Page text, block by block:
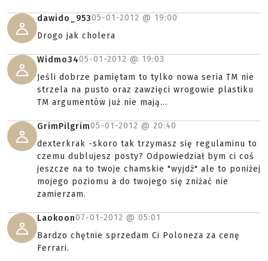
dawido_95305-01-2012 @ 19:00
Drogo jak cholera
Widmo3405-01-2012 @ 19:03
Jeśli dobrze pamiętam to tylko nowa seria TM nie
strzela na pusto oraz zawzięci wrogowie plastiku
TM argumentów już nie mają...
GrimPilgrim05-01-2012 @ 20:40
dexterkrak -skoro tak trzymasz się regulaminu to
czemu dublujesz posty? Odpowiedział bym ci coś
jeszcze na to twoje chamskie "wyjdź" ale to poniżej
mojego poziomu a do twojego się zniżać nie
zamierzam.
Laokoon07-01-2012 @ 05:01
Bardzo chętnie sprzedam Ci Poloneza za cenę
Ferrari.